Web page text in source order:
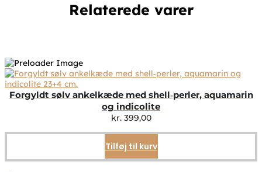
Relaterede varer
Forgyldt sølv ankelkæde med shell‑perler, aquamarin
og indicolite
kr.399,00
Tilføj til kurv